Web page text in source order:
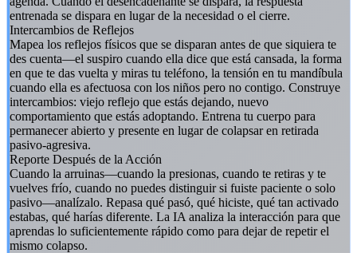
entrenada se dispara en lugar de la necesidad o el cierre.
Intercambios de Reflejos
Mapea los reflejos físicos que se disparan antes de que siquiera te
des cuenta—el suspiro cuando ella dice que está cansada, la forma
en que te das vuelta y miras tu teléfono, la tensión en tu mandíbula
cuando ella es afectuosa con los niños pero no contigo. Construye
intercambios: viejo reflejo que estás dejando, nuevo
comportamiento que estás adoptando. Entrena tu cuerpo para
permanecer abierto y presente en lugar de colapsar en retirada
pasivo-agresiva.
Reporte Después de la Acción
Cuando la arruinas—cuando la presionas, cuando te retiras y te
vuelves frío, cuando no puedes distinguir si fuiste paciente o solo
pasivo—analízalo. Repasa qué pasó, qué hiciste, qué tan activado
estabas, qué harías diferente. La IA analiza la interacción para que
aprendas lo suficientemente rápido como para dejar de repetir el
mismo colapso.